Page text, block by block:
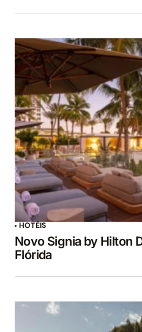
HOTÉIS
Novo Signia by Hilton
Flórida